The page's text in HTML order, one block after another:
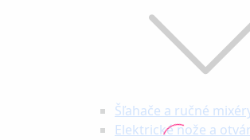
Šľahače a ručné
Elektrické nože a